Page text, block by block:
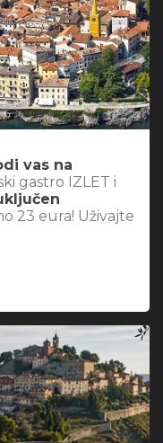
vas na
gastro IZLET i
23 eura! Uživajte